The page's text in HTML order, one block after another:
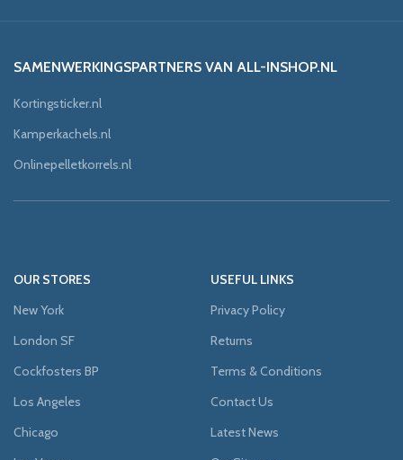
SAMENWERKINGSPARTNERS VAN ALL-INSHOP.NL
Kortingsticker.nl
Kamperkachels.nl
Onlinepelletkorrels.nl
OUR STORES
New York
London SF
Cockfosters BP
Los Angeles
Chicago
USEFUL LINKS
Privacy Policy
Returns
Terms & Conditions
Contact Us
Latest News